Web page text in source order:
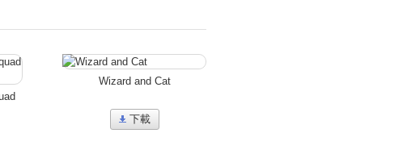
Wizard and Cat
下載